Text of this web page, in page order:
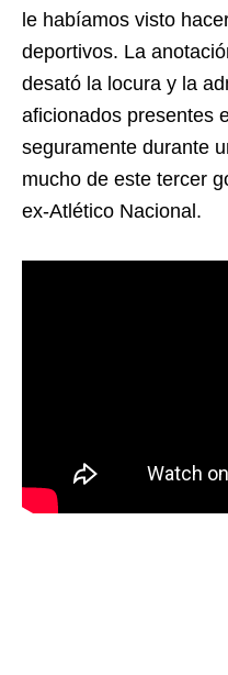
le habíamos visto
deportivos. La
desató la locura y la
aficionados presentes
seguramente durante
mucho de este tercer
ex-Atlético Nacional.